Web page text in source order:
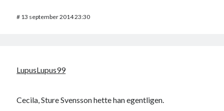
# 13 september 2014 23:30
LupusLupus99
Cecila, Sture Svensson hette han egentligen.